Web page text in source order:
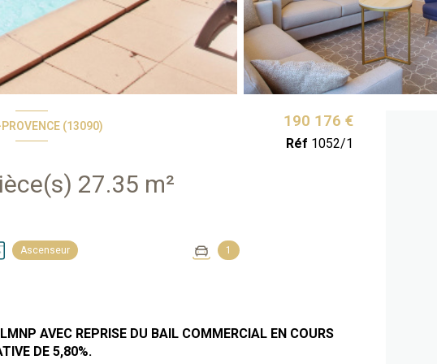
(13090)
Studio 1 pièce(s) 27.35 m²
Ascenseur 1
190 176 €
Réf 1052/1
AVEC REPRISE DU BAIL COMMERCIAL EN COURS
DE 5,80%.